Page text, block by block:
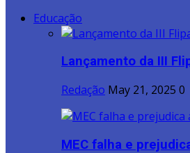
Educação
Lançamento da III
Redação May 21, 2025 0
MEC falha e